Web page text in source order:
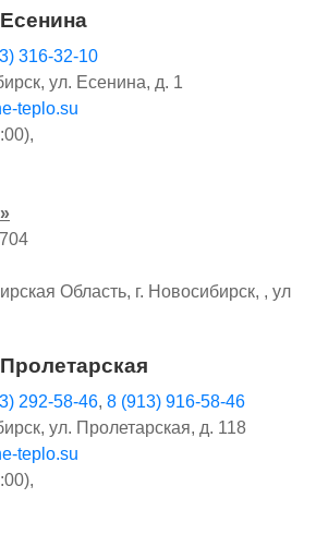
316-32-10
ул. Есенина, д. 1
teplo.su
Область, г. Новосибирск, , ул
292-58-46, 8 (913) 916-58-46
ул. Пролетарская, д. 118
teplo.su